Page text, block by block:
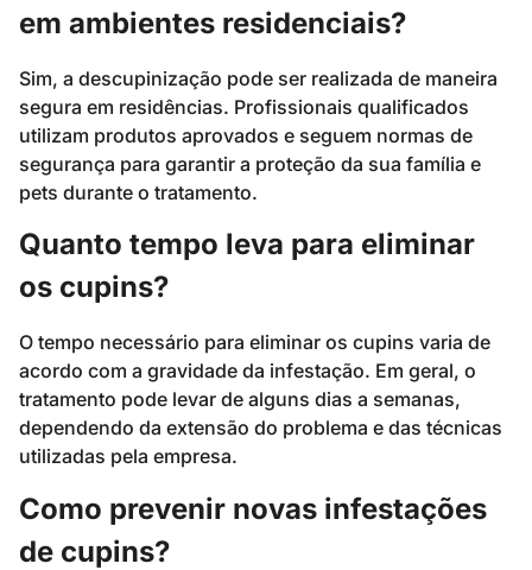
em ambientes residenciais?
Sim, a descupinização pode ser realizada de maneira
segura em residências. Profissionais qualificados
utilizam produtos aprovados e seguem normas de
segurança para garantir a proteção da sua família e
pets durante o tratamento.
Quanto tempo leva para eliminar
os cupins?
O tempo necessário para eliminar os cupins varia de
acordo com a gravidade da infestação. Em geral, o
tratamento pode levar de alguns dias a semanas,
dependendo da extensão do problema e das técnicas
utilizadas pela empresa.
Como prevenir novas infestações
de cupins?